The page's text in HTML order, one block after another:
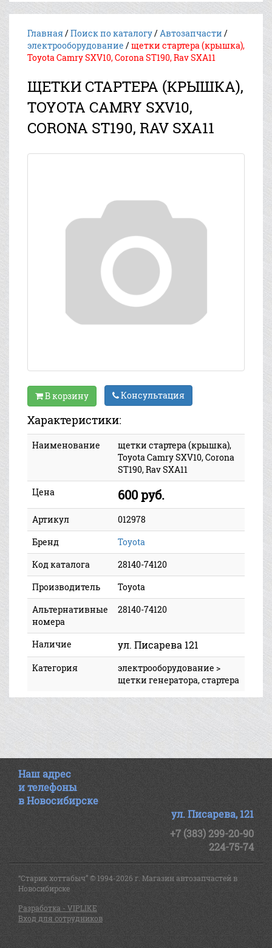
Главная/Поиск по каталогу/Автозапчасти /
электрооборудование /щетки стартера (крышка),
Toyota Camry SXV10, Corona ST190, Rav SXA11
ЩЕТКИ СТАРТЕРА (КРЫШКА),
TOYOTA CAMRY SXV10,
CORONA ST190, RAV SXA11
В корзину Консультация
Характеристики:
Наименование
щетки стартера (крышка),
Toyota Camry SXV10, Corona
ST190, Rav SXA11
Цена
600 руб.
Артикул
012978
Бренд
Toyota
Код каталога
28140-74120
Производитель
Toyota
Альтернативные
номера
28140-74120
Наличие ул. Писарева 121
Категория
электрооборудование >
щетки генератора, стартера
Наш адрес
и телефоны
в Новосибирске
ул. Писарева, 121
+7 (383) 299-20-90
224-75-74
“Старик хоттабыч” © 1994-2026 г. Магазин автозапчастей в
Новосибирске
Разработка - VIPLIKE
Вход для сотрудников